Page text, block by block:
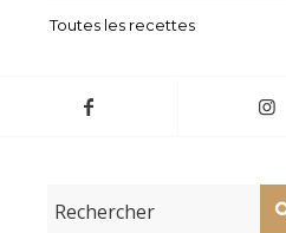
Toutes les recettes